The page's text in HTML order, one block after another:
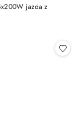
jazda z